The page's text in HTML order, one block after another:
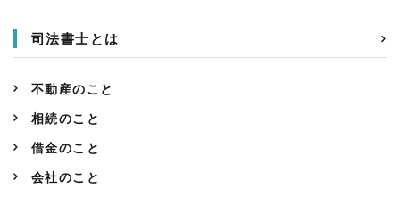
司法書士とは
不動産のこと
相続のこと
借金のこと
会社のこと